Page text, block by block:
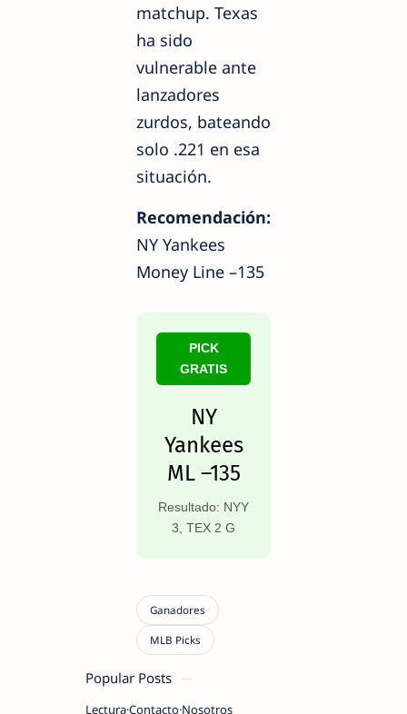
matchup. Texas
ha sido
vulnerable ante
lanzadores
zurdos, bateando
solo .221 en esa
situación.
Recomendación:
NY Yankees
Money Line –135
PICK
GRATIS
NY
Yankees
ML –135
Resultado: NYY
3, TEX 2 G
Popular Posts
LecturaContacto Nosotros